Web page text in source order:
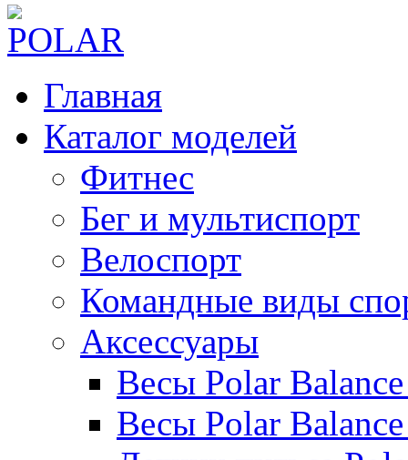
Главная
Каталог моделей
Фитнес
Бег и мультиспорт
Велоспорт
Командные виды
Аксессуары
Весы Polar
Весы Polar